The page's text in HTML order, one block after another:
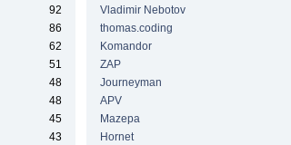
92
86
62
51
48
48
45
43
Vladimir Nebotov
thomas.coding
Komandor
ZAP
Journeyman
APV
Mazepa
Hornet